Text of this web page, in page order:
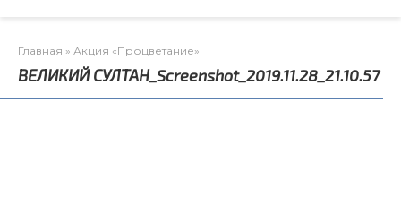
Главная » Акция «Процветание»
ВЕЛИКИЙ СУЛТАН_Screenshot_2019.11.28_21.10.57